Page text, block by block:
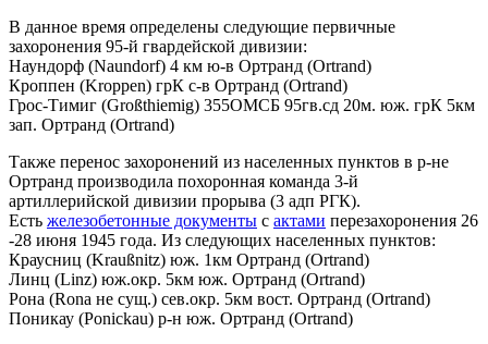
В данное время определены следующие первичные
захоронения 95-й гвардейской дивизии:
Наундорф (Naundorf) 4 км ю-в Ортранд (Ortrand)
Кроппен (Kroppen) грК с-в Ортранд (Ortrand)
Грос-Тимиг (Großthiemig) 355ОМСБ 95гв.сд 20м. юж. грК 5км
зап. Ортранд (Ortrand)
Также перенос захоронений из населенных пунктов в р-не
Ортранд производила похоронная команда 3-й
артиллерийской дивизии прорыва (3 адп РГК).
Есть железобетонные документы с актами перезахоронения 26
-28 июня 1945 года. Из следующих населенных пунктов:
Краусниц (Kraußnitz) юж. 1км Ортранд (Ortrand)
Линц (Linz) юж.окр. 5км юж. Ортранд (Ortrand)
Рона (Rona не сущ.) сев.окр. 5км вост. Ортранд (Ortrand)
Поникау (Ponickau) р-н юж. Ортранд (Ortrand)